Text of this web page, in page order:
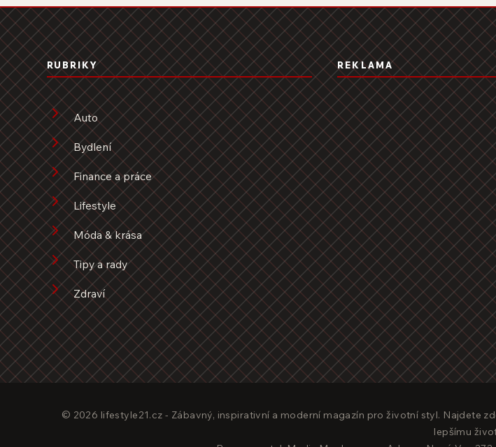
RUBRIKY
Auto
Bydlení
Finance a práce
Lifestyle
Móda & krása
Tipy a rady
Zdraví
REKLAMA
© 2026 lifestyle21.cz - Zábavný, inspirativní a moderní magazín pro životní styl. Najdete
lepšímu